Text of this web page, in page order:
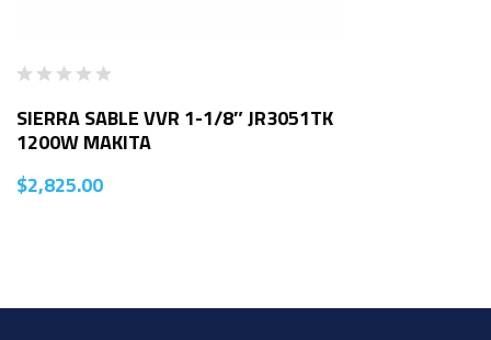
SIERRA SABLE VVR 1-1/8″ JR3051TK
1200W MAKITA
$2,825.00